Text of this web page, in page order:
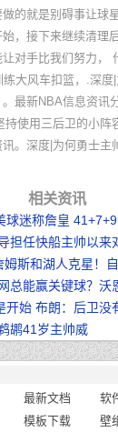
的就是别碍事让球
，接下来继续清理
对手比我们努力，
大风车扣篮，.深
最新NBA信息资讯
持使用三后卫的小阵
。深度|为何勇士主
相关资讯
球迷称詹皇
担任快船主帅以来
姆斯和湖人克星！
总能赢关键球？沃
开始 布朗：后卫没
鹕41岁主帅威
最新文档 软
模板下载 壁